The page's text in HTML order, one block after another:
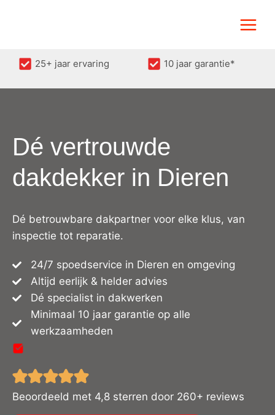
25+ jaar ervaring 10 jaar garantie*
Dé vertrouwde
dakdekker in Dieren
Dé betrouwbare dakpartner voor elke klus, van
inspectie tot reparatie.
24/7 spoedservice in Dieren en omgeving
Altijd eerlijk & helder advies
Dé specialist in dakwerken
Minimaal 10 jaar garantie op alle
werkzaamheden
Beoordeeld met 4,8 sterren door 260+ reviews